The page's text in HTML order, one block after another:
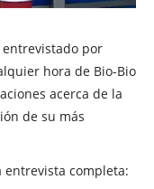
entrevistado por
hora de Bio-Bio
acerca de la
de su más
entrevista completa: